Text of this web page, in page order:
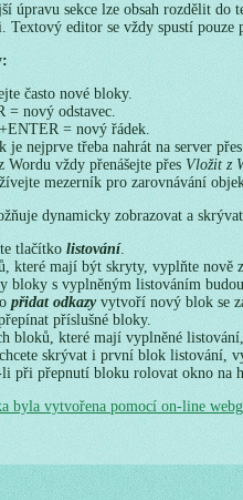
úpravu sekce lze obsah rozdělit do
Textový editor se vždy spustí
často nové bloky.
= nový odstavec.
= nový řádek.
je nejprve třeba nahrát na server přes
Wordu vždy přenášejte přes Vložit z
mezerník pro zarovnávání
dynamicky zobrazovat a
tlačítko listování.
které mají být skryty, vyplňte nově
bloky s vyplněným listováním
přidat odkazyvytvoří nový blok se
příslušné bloky.
bloků, které mají vyplněné
skrývat i první blok listování,
li při přepnutí bloku rolovat okno na
byla vytvořena pomocí on-line